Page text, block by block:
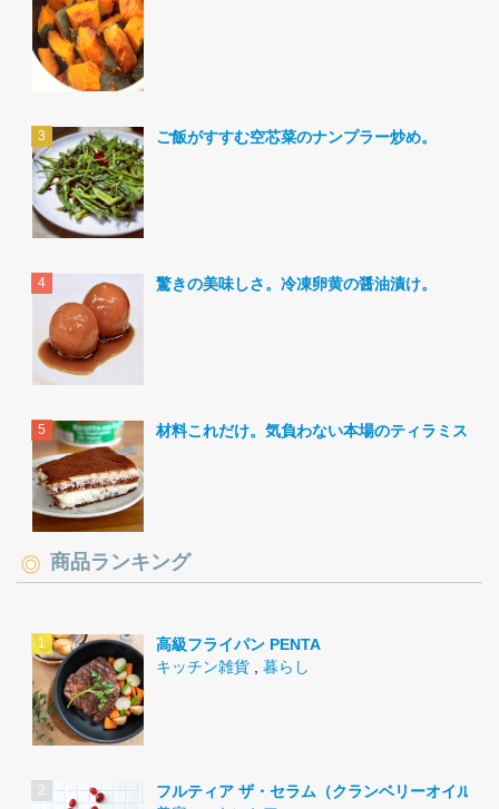
ご飯がすすむ空芯菜のナンプラー炒め。
驚きの美味しさ。冷凍卵黄の醤油漬け。
材料これだけ。気負わない本場のティラミス。
商品ランキング
高級フライパン PENTA
キッチン雑貨
暮らし
フルティア ザ・セラム（クランベリーオイル）